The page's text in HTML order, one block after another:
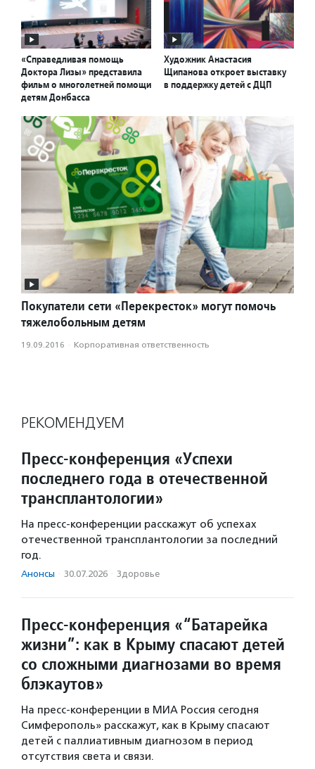
«Справедливая помощь
Доктора Лизы» представила
фильм о многолетней помощи
детям Донбасса
Художник Анастасия
Щипанова откроет выставку
в поддержку детей с ДЦП
Покупатели сети «Перекресток» могут помочь
тяжелобольным детям
19.09.2016 · Корпоративная ответственность
РЕКОМЕНДУЕМ
Пресс-конференция «Успехи
последнего года в отечественной
трансплантологии»
На пресс-конференции расскажут об успехах
отечественной трансплантологии за последний
год.
Анонсы · 30.07.2026 · Здоровье
Пресс-конференция «“Батарейка
жизни”: как в Крыму спасают детей
со сложными диагнозами во время
блэкаутов»
На пресс-конференции в МИА Россия сегодня
Симферополь» расскажут, как в Крыму спасают
детей с паллиативным диагнозом в период
отсутствия света и связи.